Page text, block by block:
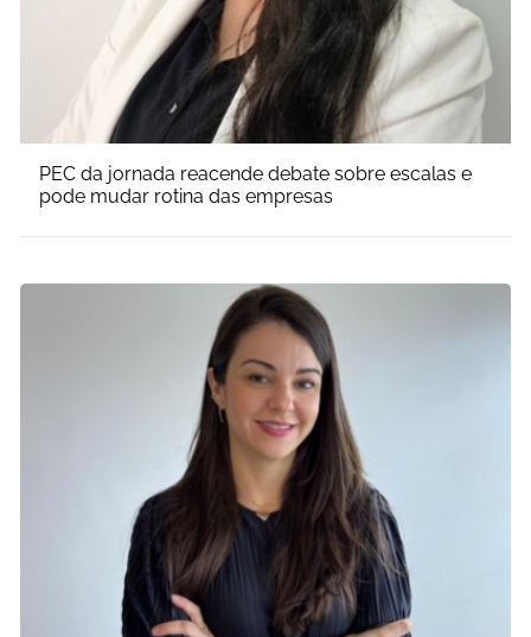
PEC da jornada reacende debate sobre escalas e
pode mudar rotina das empresas